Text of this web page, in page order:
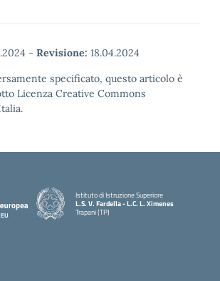
- Revisione: 18.04.2024
specificato, questo articolo è
Licenza Creative Commons
Istituto di Istruzione Superiore
L.S. V. Fardella - L.C. L. Ximenes
Trapani (TP)